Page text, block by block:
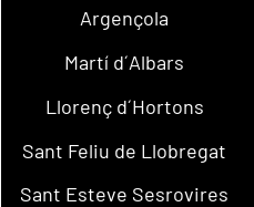
Argençola
Martí d´Albars
Llorenç d´Hortons
Sant Feliu de Llobregat
Sant Esteve Sesrovires